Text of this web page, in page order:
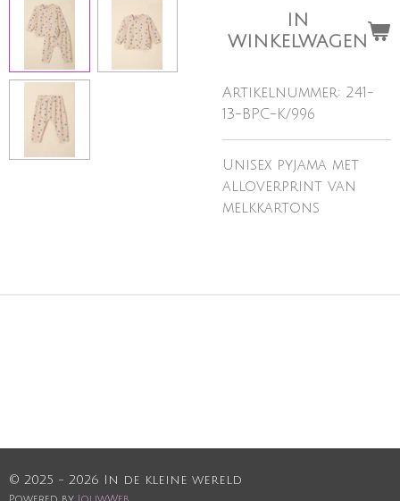
IN
WINKELWAGEN
Artikelnummer: 241-
13-BPC-K/996
Unisex pyjama met
alloverprint van
melkkartons
© 2025 - 2026 In de kleine wereld